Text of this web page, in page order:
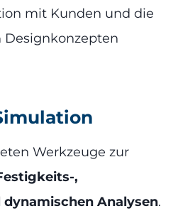
mit Kunden und die
Designkonzepten
Werkzeuge zur
,
Analysen.